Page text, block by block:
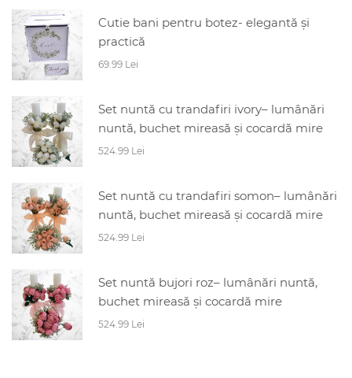
Cutie bani pentru botez- elegantă și
practică
69.99 Lei
Set nuntă cu trandafiri ivory– lumânări
nuntă, buchet mireasă și cocardă mire
524.99 Lei
Set nuntă cu trandafiri somon– lumânări
nuntă, buchet mireasă și cocardă mire
524.99 Lei
Set nuntă bujori roz– lumânări nuntă,
buchet mireasă și cocardă mire
524.99 Lei